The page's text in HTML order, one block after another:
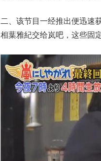
二、该节目一经推出便迅速
相葉雅紀交给岚吧，这些固